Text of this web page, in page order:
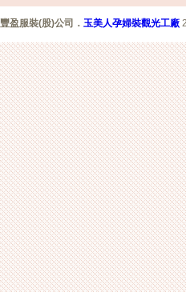
豐盈服裝(股)公司 ． 玉美人孕婦裝觀光工廠